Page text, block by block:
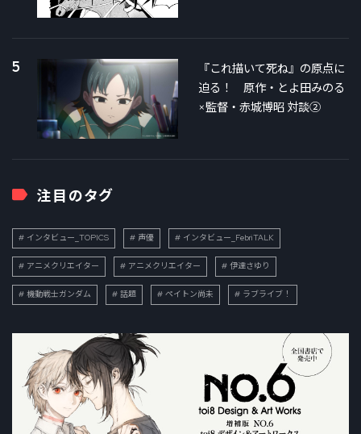
5
『これ描いて死ね』の原点に
迫る！ 原作・とよ田みのる
×監督・赤城博昭 対談②
注目のタグ
インタビュー_TOPICS 声優 インタビュー_FebriTALK
アニメクリエイター アニメクリエイター 伊達さゆり
機動戦士ガンダム 話題 ペイトン尚未 ラブライブ！